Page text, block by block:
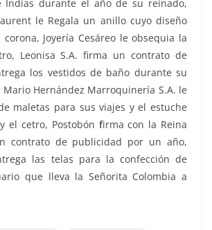
Indias durante el año de su reinado,
le Regala un anillo cuyo diseño
Joyería Cesáreo le obsequia la
Leonisa S.A. firma un contrato de
los vestidos de baño durante su
Hernández Marroquinería S.A. le
maletas para sus viajes y el estuche
el cetro, Postobón firma con la Reina
contrato de publicidad por un año,
las telas para la confección de
que lleva la Señorita Colombia a